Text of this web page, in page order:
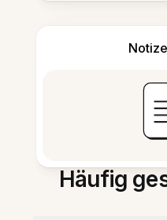
Häufig